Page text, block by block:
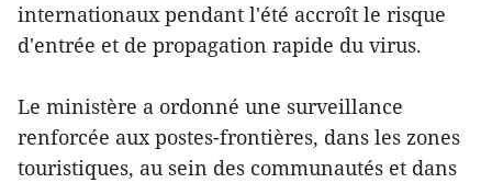
internationaux pendant l'été accroît le risque
d'entrée et de propagation rapide du virus.
Le ministère a ordonné une surveillance
renforcée aux postes-frontières, dans les zones
touristiques, au sein des communautés et dans